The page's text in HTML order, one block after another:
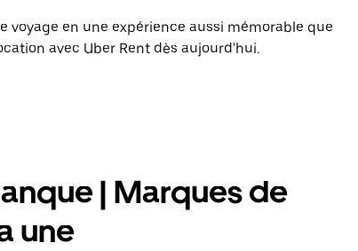
voyage en une expérience aussi mémorable que
avec Uber Rent dès aujourd'hui.
| Marques de
une